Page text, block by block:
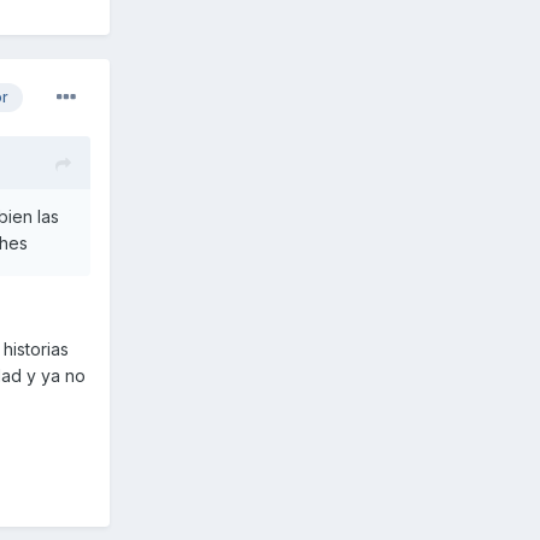
las
y ya no